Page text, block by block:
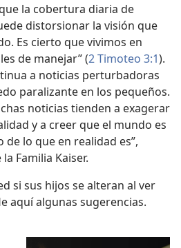
la cobertura diaria de
distorsionar la visión que
Es cierto que vivimos en
de manejar” (2 Timoteo 3:1).
a noticias perturbadoras
paralizante en los pequeños.
noticias tienden a exagerar
y a creer que el mundo es
lo que en realidad es”,
Familia Kaiser.
si sus hijos se alteran al ver
aquí algunas sugerencias.